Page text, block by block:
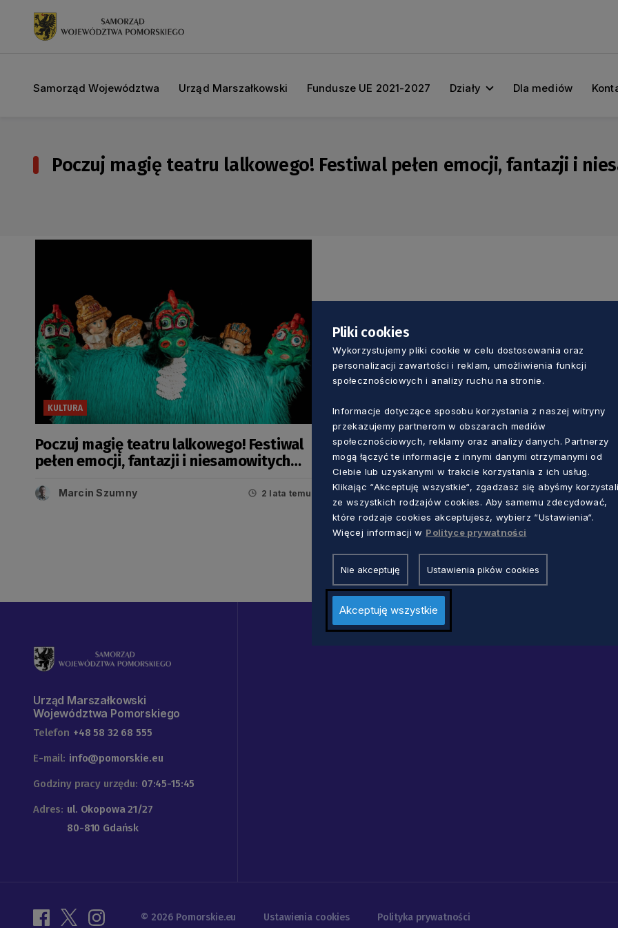
Samorząd Województwa Urząd Marszałkowski Fundusze UE 2021-2027 Działy Dla mediów
Poczuj magię teatru lalkowego! Festiwal pełen emocji, fantazji i
KULTURA
Poczuj magię teatru lalkowego! Festiwal
pełen emocji, fantazji i niesamowitych
Marcin Szumny 2 lata temu
Urząd Marszałkowski
Województwa Pomorskiego
Telefon +48 58 32 68 555
E-mail: info@pomorskie.eu
Godziny pracy urzędu: 07:45-15:45
Adres: ul. Okopowa 21/27
80-810 Gdańsk
© 2026 Pomorskie.eu Ustawienia cookies Polityka prywatności
Pliki cookies
Wykorzystujemy pliki cookie w celu dostosowania oraz
personalizacji zawartości i reklam, umożliwienia funkcji
społecznościowych i analizy ruchu na stronie.
Informacje dotyczące sposobu korzystania z naszej witryny
przekazujemy partnerom w obszarach mediów
społecznościowych, reklamy oraz analizy danych. Partnerzy
mogą łączyć te informacje z innymi danymi otrzymanymi od
Ciebie lub uzyskanymi w trakcie korzystania z ich usług.
Klikając “Akceptuję wszystkie“, zgadzasz się abyśmy
ze wszystkich rodzajów cookies. Aby samemu zdecydować,
które rodzaje cookies akceptujesz, wybierz “Ustawienia“.
Więcej informacji w Polityce prywatności
Nie akceptuję Ustawienia pików cookies
Akceptuję wszystkie